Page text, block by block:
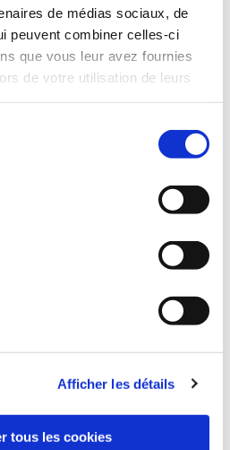
de médias sociaux, de
peuvent combiner celles-ci
que vous leur avez fournies
de votre utilisation de leurs
Afficher les détails
tous les cookies